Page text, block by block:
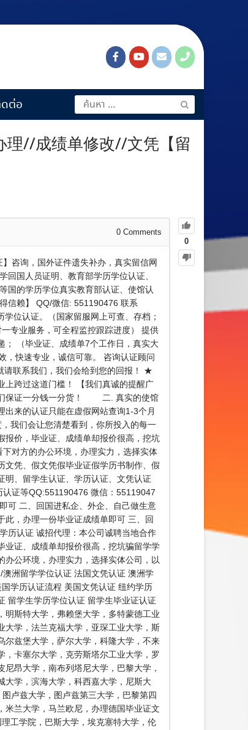
ต่อ
理//成绩单修改//文凭【留
0
0 Comments
咨询，国外证件遗失补办，真实留信网
国人员证明、教育部学历学位认证、
国的学历学位真实教育部认证、使馆认
信赖】 QQ/微信: 551190476 联系
位认证。（国家留服网上可查、存档；
专业服务，可全程监控跟踪进度） 提供
； （毕业证、成绩单7个工作日，真实大
，快速专业，诚信可靠。 咨询认证顾问
联系我们，我们会给到您的回报！ ★
上跨过这道门槛！ 【我们真诚的提醒广
们保证一分钱一分货！ 二. 真实的使馆
来的认证只能在虚假网站查询1-3个月
我们会让您清楚看到，你所投入的每一
报价，毕业证、成绩单却报价很高，挖坑
对方的办公环境，办理实力，选择实体
凭、假文凭假毕业证假学历书制作、假
明、留学生认证、学历认证、文凭认证
证等QQ:551190476 微信：55119047
可 二、回国进私企、外企、自己做生意
，办理一份毕业证成绩单即可 三、回
历认证 诚招代理：本公司诚聘当地合作
业证、成绩单却报价很高，挖坑骗留学学
公环境，办理实力，选择实体公司，以
洲留学学位认证 法国文凭认证 澳洲学
学历认证流程 美国文凭认证 纽约学历
留学生学历学位认证 留学生毕业证认证
斯特大学，弗赖堡大学，多特蒙德工业
大学，法兰克福大学，亚琛工业大学，斯
尔兹堡大学，萨尔大学，科隆大学，不来
卡塞尔大学，克劳斯塔尔工业大学，罗
昂大学，南布列塔尼大学，巴黎大学，
大学，滨海大学，科西嘉大学，尼斯大
卢兹大学，图卢兹第三大学，巴黎第四
兰大学，马兰欧尼，办理德国毕业证文
工学院，巴斯大学，埃克塞特大学，伦